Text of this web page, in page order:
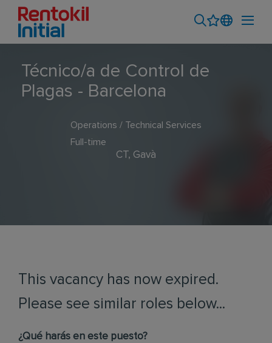
Técnico/a de Control de
Plagas - Barcelona
Operations / Technical Services
Full-time
CT, Gavà
This vacancy has now expired.
Please see similar roles below...
¿Qué harás en este puesto?